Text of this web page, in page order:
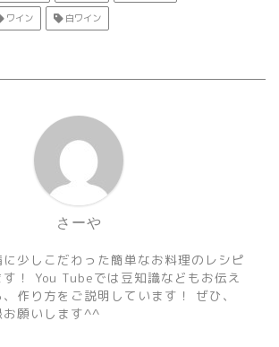
ワイン 白ワイン
さーや
少しこだわった簡単なお料理のレシピ
！ You Tubeでは豆知識などもお伝え
作り方をご説明しています！ ぜひ、
お願いします^^